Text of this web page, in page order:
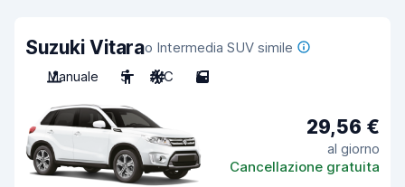
Suzuki Vitarao Intermedia SUV simile
Manuale
5 A/C 5
29,56 €
al giorno
Cancellazione gratuita